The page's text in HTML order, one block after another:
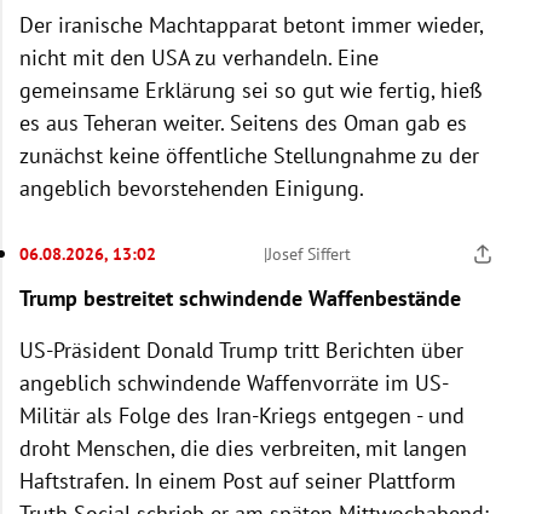
Der iranische Machtapparat betont immer wieder,
nicht mit den USA zu verhandeln. Eine
gemeinsame Erklärung sei so gut wie fertig, hieß
es aus Teheran weiter. Seitens des Oman gab es
zunächst keine öffentliche Stellungnahme zu der
angeblich bevorstehenden Einigung.
06.08.2026, 13:02 |Josef Siffert
Trump bestreitet schwindende Waffenbestände
US-Präsident Donald Trump tritt Berichten über
angeblich schwindende Waffenvorräte im US-
Militär als Folge des Iran-Kriegs entgegen - und
droht Menschen, die dies verbreiten, mit langen
Haftstrafen. In einem Post auf seiner Plattform